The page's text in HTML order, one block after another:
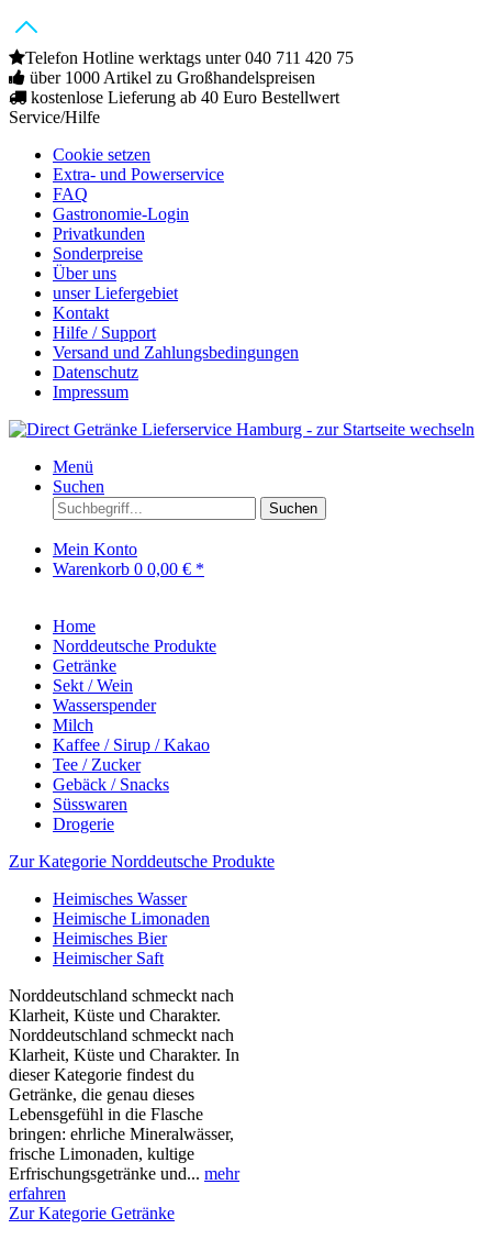
Telefon Hotline werktags unter 040 711 420 75
über 1000 Artikel zu Großhandelspreisen
kostenlose Lieferung ab 40 Euro Bestellwert
Service/Hilfe
Cookie setzen
Extra- und Powerservice
FAQ
Gastronomie-Login
Privatkunden
Sonderpreise
Über uns
unser Liefergebiet
Kontakt
Hilfe / Support
Versand und Zahlungsbedingungen
Datenschutz
Impressum
Menü
Suchen
Suchen
Mein Konto
Warenkorb 0 0,00 € *
Home
Norddeutsche Produkte
Getränke
Sekt / Wein
Wasserspender
Milch
Kaffee / Sirup / Kakao
Tee / Zucker
Gebäck / Snacks
Süsswaren
Drogerie
Zur Kategorie Norddeutsche Produkte
Heimisches Wasser
Heimische Limonaden
Heimisches Bier
Heimischer Saft
Norddeutschland schmeckt nach
Klarheit, Küste und Charakter.
Norddeutschland schmeckt nach
Klarheit, Küste und Charakter. In
dieser Kategorie findest du
Getränke, die genau dieses
Lebensgefühl in die Flasche
bringen: ehrliche Mineralwässer,
frische Limonaden, kultige
Erfrischungsgetränke und... mehr
erfahren
Zur Kategorie Getränke